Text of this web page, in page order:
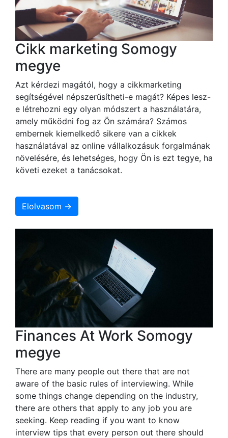
Cikk marketing Somogy
megye
Azt kérdezi magától, hogy a cikkmarketing
segítségével népszerűsítheti-e magát? Képes lesz-
e létrehozni egy olyan módszert a használatára,
amely működni fog az Ön számára? Számos
embernek kiemelkedő sikere van a cikkek
használatával az online vállalkozásuk forgalmának
növelésére, és lehetséges, hogy Ön is ezt tegye, ha
követi ezeket a tanácsokat.
Elolvasom →
Finances At Work Somogy
megye
There are many people out there that are not
aware of the basic rules of interviewing. While
some things change depending on the industry,
there are others that apply to any job you are
seeking. Keep reading if you want to know
interview tips that every person out there should